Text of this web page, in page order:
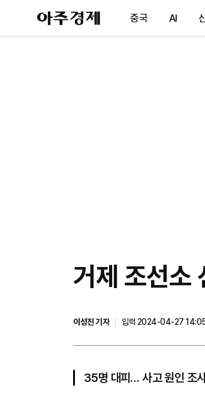
아
주
제
중국 AI
거제 조선소
이성진 기자
입력 2024-04-27
35명 대피… 사고 원인 조